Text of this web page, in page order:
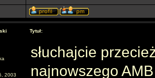
Tytuł:
2003
słuchajcie
najnowszego